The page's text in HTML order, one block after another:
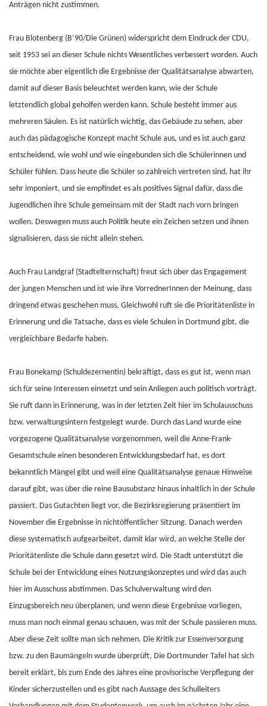
Anträgen nicht zustimmen.
Frau Blotenberg (B‘90/Die Grünen) widerspricht dem Eindruck der CDU,
seit 1953 sei an dieser Schule nichts Wesentliches verbessert worden. Auch
sie möchte aber eigentlich die Ergebnisse der Qualitätsanalyse abwarten,
damit auf dieser Basis beleuchtet werden kann, wie der Schule
letztendlich global geholfen werden kann. Schule besteht immer aus
mehreren Säulen. Es ist natürlich wichtig, das Gebäude zu sehen, aber
auch das pädagogische Konzept macht Schule aus, und es ist auch ganz
entscheidend, wie wohl und wie eingebunden sich die Schülerinnen und
Schüler fühlen. Dass heute die Schüler so zahlreich vertreten sind, hat ihr
sehr imponiert, und sie empfindet es als positives Signal dafür, dass die
Jugendlichen ihre Schule gemeinsam mit der Stadt nach vorn bringen
wollen. Deswegen muss auch Politik heute ein Zeichen setzen und ihnen
signalisieren, dass sie nicht allein stehen.
Auch Frau Landgraf (Stadtelternschaft) freut sich über das Engagement
der jungen Menschen und ist wie ihre VorrednerInnen der Meinung, dass
dringend etwas geschehen muss. Gleichwohl ruft sie die Prioritätenliste in
Erinnerung und die Tatsache, dass es viele Schulen in Dortmund gibt, die
vergleichbare Bedarfe haben.
Frau Bonekamp (Schuldezernentin) bekräftigt, dass es gut ist, wenn man
sich für seine Interessen einsetzt und sein Anliegen auch politisch vorträgt.
Sie ruft dann in Erinnerung, was in der letzten Zeit hier im Schulausschuss
bzw. verwaltungsintern festgelegt wurde. Durch das Land wurde eine
vorgezogene Qualitätsanalyse vorgenommen, weil die Anne-Frank-
Gesamtschule einen besonderen Entwicklungsbedarf hat, es dort
bekanntlich Mängel gibt und weil eine Qualitätsanalyse genaue Hinweise
darauf gibt, was über die reine Bausubstanz hinaus inhaltlich in der Schule
passiert. Das Gutachten liegt vor, die Bezirksregierung präsentiert im
November die Ergebnisse in nichtöffentlicher Sitzung. Danach werden
diese systematisch aufgearbeitet, damit klar wird, an welche Stelle der
Prioritätenliste die Schule dann gesetzt wird. Die Stadt unterstützt die
Schule bei der Entwicklung eines Nutzungskonzeptes und wird das auch
hier im Ausschuss abstimmen. Das Schulverwaltung wird den
Einzugsbereich neu überplanen, und wenn diese Ergebnisse vorliegen,
muss man noch einmal genau schauen, was mit der Schule passieren muss.
Aber diese Zeit sollte man sich nehmen. Die Kritik zur Essenversorgung
bzw. zu den Baumängeln wurde überprüft, Die Dortmunder Tafel hat sich
bereit erklärt, bis zum Ende des Jahres eine provisorische Verpflegung der
Kinder sicherzustellen und es gibt nach Aussage des Schulleiters